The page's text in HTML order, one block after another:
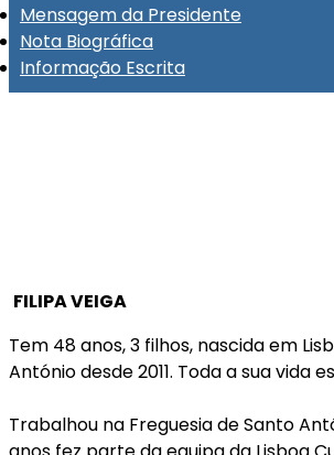
Mensagem da Presidente
Nota Biográfica
Informação Escrita
FILIPA VEIGA
Tem 48 anos, 3 filhos, nascida em
António desde 2011. Toda a sua vida
Trabalhou na Freguesia de Santo